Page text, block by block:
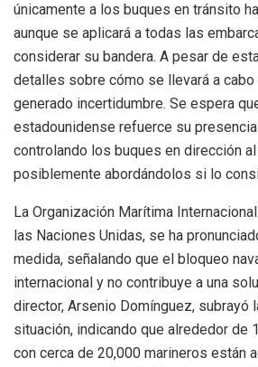
únicamente a los buques en tránsito
aunque se aplicará a todas las
considerar su bandera. A pesar de
detalles sobre cómo se llevará a cabo
generado incertidumbre. Se espera
estadounidense refuerce su
controlando los buques en dirección
posiblemente abordándolos si lo
La Organización Marítima
las Naciones Unidas, se ha
medida, señalando que el bloqueo
internacional y no contribuye a una
director, Arsenio Domínguez, subrayó
situación, indicando que alrededor de
con cerca de 20,000 marineros están